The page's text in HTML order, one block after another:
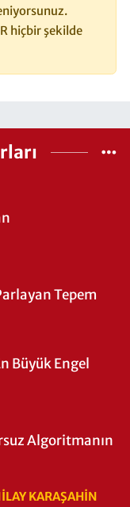
hiçbir şekilde
Tepem
Büyük Engel
Algoritmanın
KARAŞAHİN